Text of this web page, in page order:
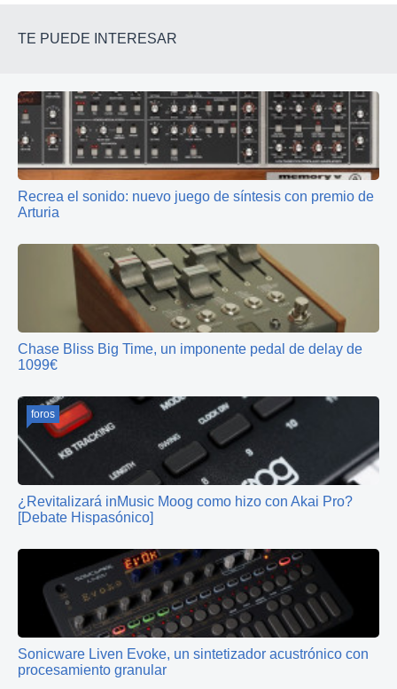
TE PUEDE INTERESAR
Recrea el sonido: nuevo juego de síntesis con premio de
Arturia
Chase Bliss Big Time, un imponente pedal de delay de
1099€
foros
¿Revitalizará inMusic Moog como hizo con Akai Pro?
[Debate Hispasónico]
Sonicware Liven Evoke, un sintetizador acustrónico con
procesamiento granular